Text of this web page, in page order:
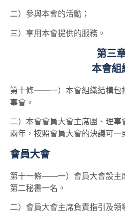
二）參與本會的活動；
三）享用本會提供的服務。
第三
本會組
第十條——一）本會組織結構包
事會。
二）本會會員大會主席團、理
兩年，按照會員大會的決議可一
會員大會
第十一條——一）會員大會設主
第二秘書一名。
二）會員大會主席負責指引及